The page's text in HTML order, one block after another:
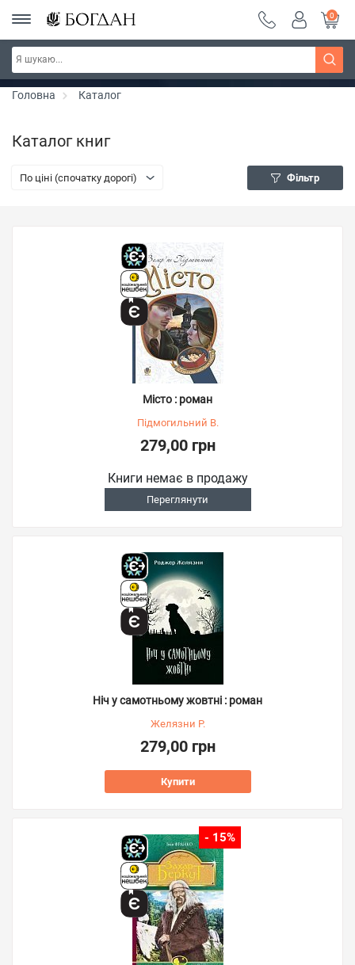
Серія "Чейзіана" ~ знижка 20%
0
Головна Каталог
Каталог книг
По ціні (спочатку дорогі) Фільтр
Місто : роман
Підмогильний В.
279,00 грн
Книги немає в продажу
Переглянути
Ніч у самотньому жовтні : роман
Желязни Р.
279,00 грн
Купити
- 15%